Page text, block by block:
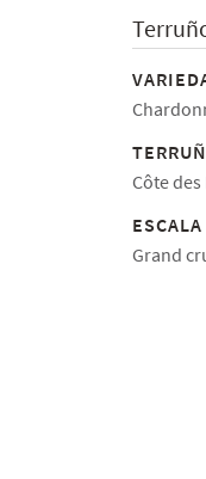
Côte des
Grand